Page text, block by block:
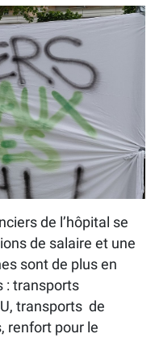
de l’hôpital se
de salaire et une
sont de plus en
: transports
transports de
renfort pour le